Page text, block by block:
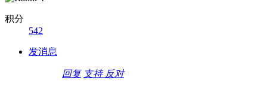
积分
542
发消息
回复 支持 反对